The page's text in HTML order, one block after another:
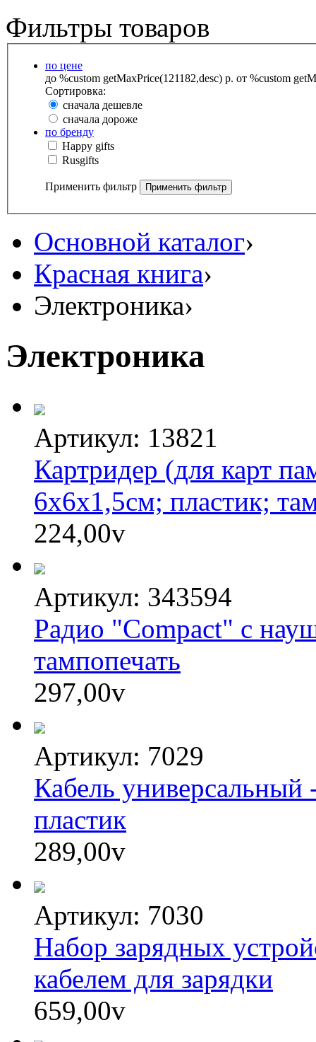
Фильтры товаров
по цене
до %custom getMaxPrice(121182,desc) р. от %custom
Сортировка:
сначала дешевле
сначала дороже
по бренду
Happy gifts
Rusgifts
Применить фильтр
Основной каталог›
Красная книга›
Электроника›
Электроника
Артикул: 13821
Картридер (для карт
6х6х1,5см; пластик;
224,00v
Артикул: 343594
Радио "Compact" с
тампопечать
297,00v
Артикул: 7029
Кабель
пластик
289,00v
Артикул: 7030
Набор зарядных
кабелем для зарядки
659,00v